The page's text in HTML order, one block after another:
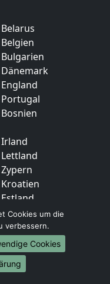
Italien
Cookies um die
verbessern.
Cookies